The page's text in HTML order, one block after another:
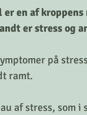
en af
er stress og
på
ramt.
af stress, som i